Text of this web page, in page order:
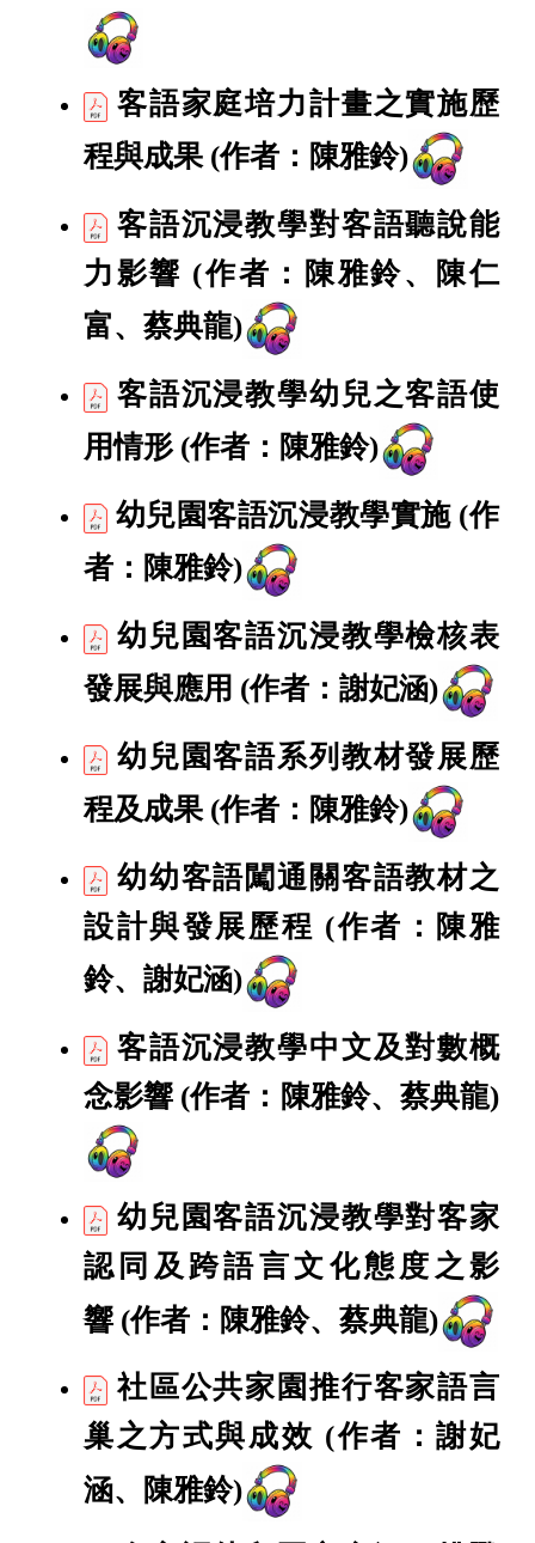
客語家庭培力計畫之實施歷
程與成果 (作者：陳雅鈴)
客語沉浸教學對客語聽說能
力影響 (作者：陳雅鈴、陳仁
富、蔡典龍)
客語沉浸教學幼兒之客語使
用情形(作者：陳雅鈴)
幼兒園客語沉浸教學實施 (作
者：陳雅鈴)
幼兒園客語沉浸教學檢核表
發展與應用 (作者：謝妃涵)
幼兒園客語系列教材發展歷
程及成果 (作者：陳雅鈴)
幼幼客語闖通關客語教材之
設計與發展歷程 (作者：陳雅
鈴、謝妃涵)
客語沉浸教學中文及對數概
念影響 (作者：陳雅鈴、蔡典龍)
幼兒園客語沉浸教學對客家
認同及跨語言文化態度之影
響 (作者：陳雅鈴、蔡典龍)
社區公共家園推行客家語言
巢之方式與成效 (作者：謝妃
涵、陳雅鈴)